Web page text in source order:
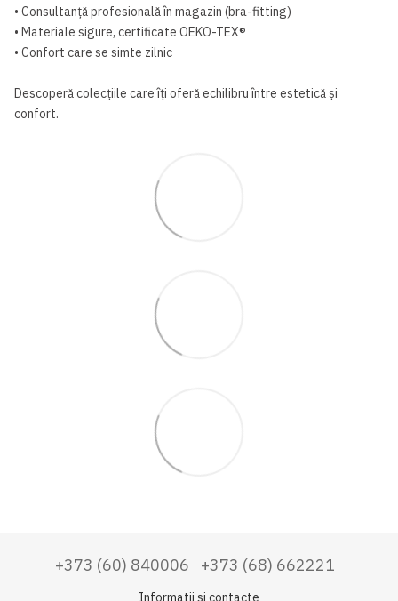
• Consultanță profesională în magazin (bra-fitting)
• Materiale sigure, certificate OEKO-TEX®
• Confort care se simte zilnic
Descoperă colecțiile care îți oferă echilibru între estetică și
confort.
+373 (60) 840006 +373 (68) 662221
Informatii si contacte